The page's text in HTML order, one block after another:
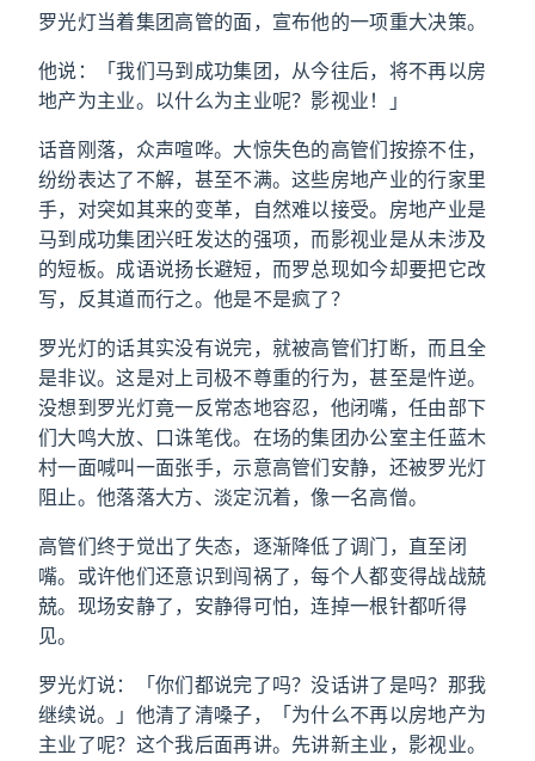
罗光灯当着集团高管的面，宣布他的一项重大决策。
他说：「我们马到成功集团，从今往后，将不再以房
地产为主业。以什么为主业呢？影视业！」
话音刚落，众声喧哗。大惊失色的高管们按捺不住，
纷纷表达了不解，甚至不满。这些房地产业的行家里
手，对突如其来的变革，自然难以接受。房地产业是
马到成功集团兴旺发达的强项，而影视业是从未涉及
的短板。成语说扬长避短，而罗总现如今却要把它改
写，反其道而行之。他是不是疯了？
罗光灯的话其实没有说完，就被高管们打断，而且全
是非议。这是对上司极不尊重的行为，甚至是忤逆。
没想到罗光灯竟一反常态地容忍，他闭嘴，任由部下
们大鸣大放、口诛笔伐。在场的集团办公室主任蓝木
村一面喊叫一面张手，示意高管们安静，还被罗光灯
阻止。他落落大方、淡定沉着，像一名高僧。
高管们终于觉出了失态，逐渐降低了调门，直至闭
嘴。或许他们还意识到闯祸了，每个人都变得战战兢
兢。现场安静了，安静得可怕，连掉一根针都听得
见。
罗光灯说：「你们都说完了吗？没话讲了是吗？那我
继续说。」他清了清嗓子，「为什么不再以房地产为
主业了呢？这个我后面再讲。先讲新主业，影视业。